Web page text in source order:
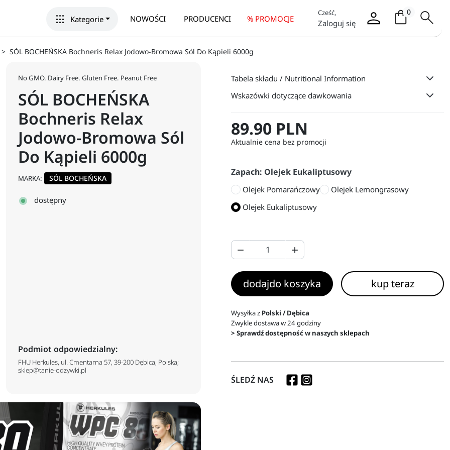
apps Kategorie NOWOŚCI PRODUCENCI % PROMOCJE
Cześć,
Zaloguj się
0Koszyk /
SÓL BOCHEŃSKA Bochneris Relax Jodowo-Bromowa Sól Do Kąpieli 6000g
No GMO. Dairy Free. Gluten Free. Peanut Free
SÓL BOCHEŃSKA
Bochneris Relax
Jodowo-Bromowa Sól
Do Kąpieli 6000g
MARKA: SÓL BOCHEŃSKA
dostępny
Podmiot odpowiedzialny:
FHU Herkules, ul. Cmentarna 57, 39-200 Dębica, Polska;
sklep@tanie-odzywki.pl
Tabela składu / Nutritional Information
Wskazówki dotyczące dawkowania
89.90 PLN
Aktualnie cena bez promocji
Zapach: Olejek Eukaliptusowy
Olejek Pomarańczowy
Olejek Lemongrasowy
Olejek Eukaliptusowy
 
dodajdo koszyka kup teraz
Wysyłka z Polski / Dębica
Zwykle dostawa w 24 godziny
> Sprawdź dostępność w naszych sklepach
ŚLEDŹ NAS